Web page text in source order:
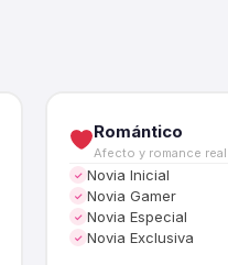
Romántico
Afecto y romance real
✓ Novia Inicial
✓ Novia Gamer
✓ Novia Especial
✓ Novia Exclusiva